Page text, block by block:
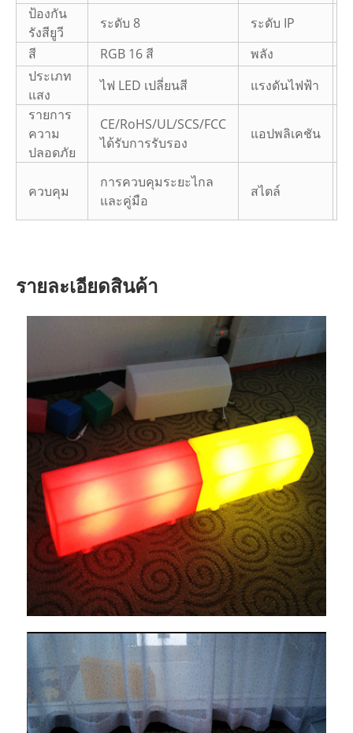
ป้องกัน
รังสียูวี
ระดับ 8 ระดับ IP
สี
RGB 16 สี พลัง
ประเภท
แสง
ไฟ LED เปลี่ยนสี แรงดันไฟฟ้า
รายการ
ความ
ปลอดภัย
CE/RoHS/UL/SCS/FCC
ได้รับการรับรอง
แอปพลิเคชัน
ควบคุม
การควบคุมระยะไกล
และคู่มือ
สไตล์
รายละเอียดสินค้า